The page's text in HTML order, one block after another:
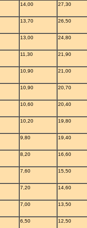
14,00 27,30
13,70 26,50
13,00 24,80
11,30 21,90
10,90 21,00
10,90 20,70
10,60 20,40
10,20 19,80
9,80 19,40
8,20 16,60
7,60 15,50
7,20 14,60
7,00 13,50
6,50 12,50